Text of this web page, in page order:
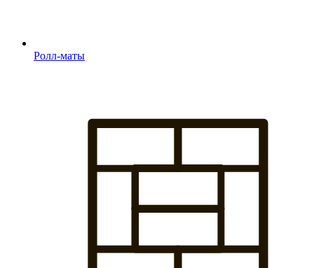
Ролл-маты